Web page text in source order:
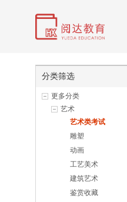
分类筛选
更多分类
艺术
艺术类考试
雕塑
动画
工艺美术
建筑艺术
鉴赏收藏